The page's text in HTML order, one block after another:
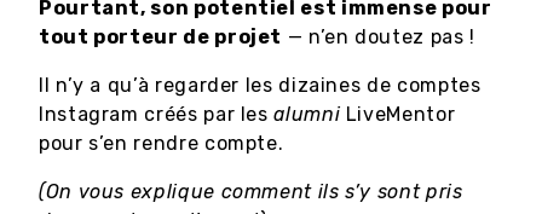
Pourtant, son potentiel est immense pour
tout porteur de projet — n’en doutez pas !
Il n’y a qu’à regarder les dizaines de comptes
Instagram créés par lesalumni LiveMentor
pour s’en rendre compte.
(On vous explique comment ils s’y sont pris